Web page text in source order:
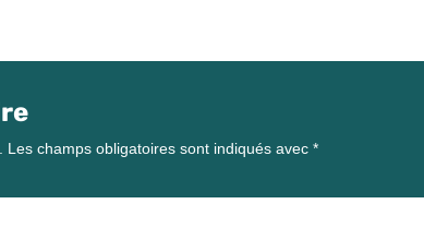
Les champs obligatoires sont indiqués avec *